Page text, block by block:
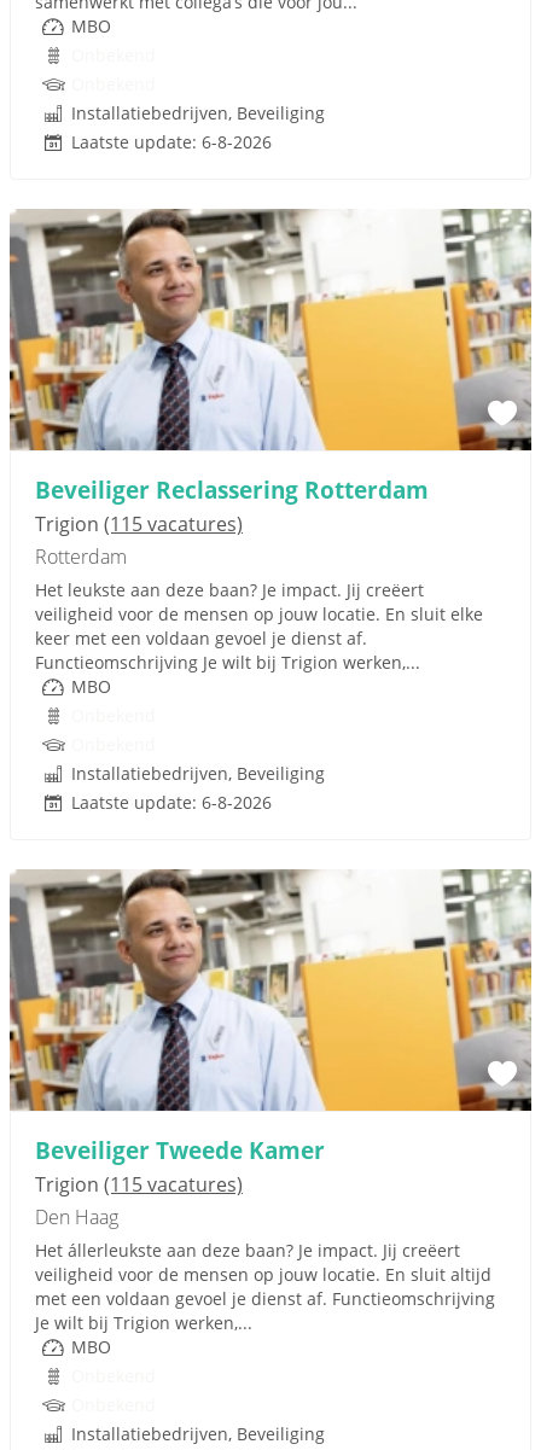
MBO
Installatiebedrijven, Beveiliging
Laatste update: 6-8-2026
Beveiliger Reclassering Rotterdam
Trigion (115 vacatures)
Rotterdam
Het leukste aan deze baan? Je impact. Jij creëert
veiligheid voor de mensen op jouw locatie. En sluit elke
keer met een voldaan gevoel je dienst af.
Functieomschrijving Je wilt bij Trigion werken,...
MBO
Installatiebedrijven, Beveiliging
Laatste update: 6-8-2026
Beveiliger Tweede Kamer
Trigion (115 vacatures)
Den Haag
Het állerleukste aan deze baan? Je impact. Jij creëert
veiligheid voor de mensen op jouw locatie. En sluit altijd
met een voldaan gevoel je dienst af. Functieomschrijving
Je wilt bij Trigion werken,...
MBO
Installatiebedrijven, Beveiliging